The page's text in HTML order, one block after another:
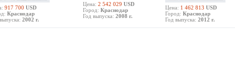
917 700 USD
Краснодар
2002 г.
Цена: 2 542 029 USD
Город: Краснодар
Год выпуска: 2008 г.
Цена: 1 462 813 USD
Город: Краснодар
Год выпуска: 2012 г.